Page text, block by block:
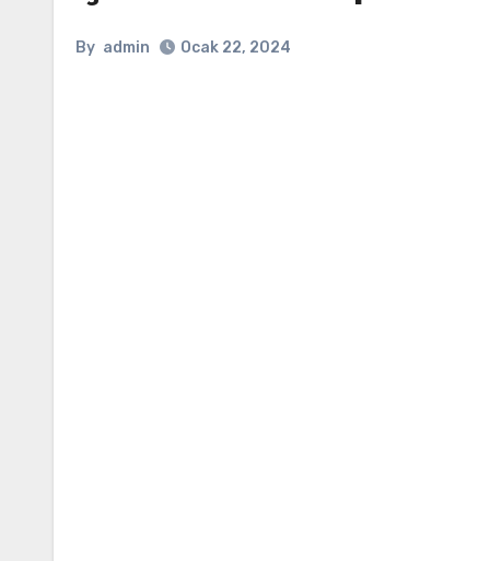
By admin Ocak 22, 2024